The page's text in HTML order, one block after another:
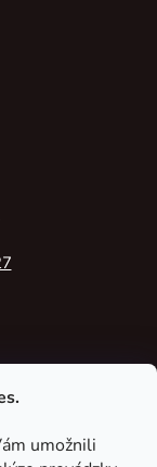
umožnili